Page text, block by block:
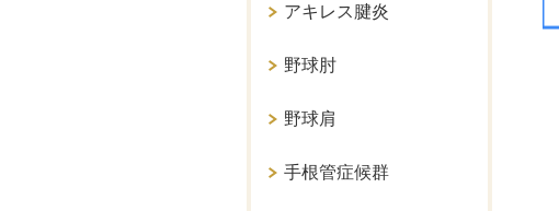
アキレス腱炎
野球肘
野球肩
手根管症候群